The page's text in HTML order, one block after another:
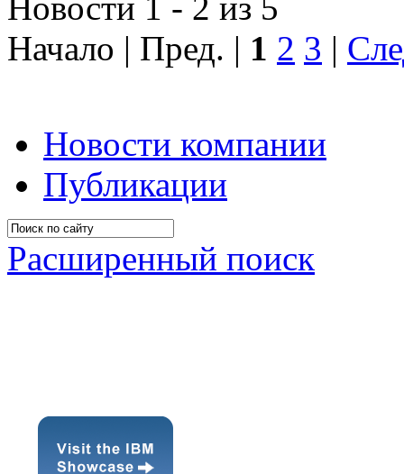
Новости 1 - 2 из 5
Начало | Пред. | 1 2 3 |
Новости компании
Публикации
Расширенный поиск